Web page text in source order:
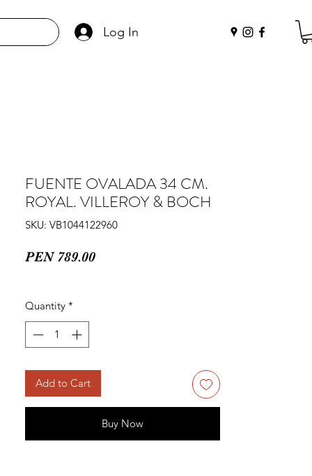
Log In
FUENTE OVALADA 34 CM.
ROYAL. VILLEROY & BOCH
SKU: VB1044122960
PEN 789.00Price
Quantity *
Add to Cart
Buy Now